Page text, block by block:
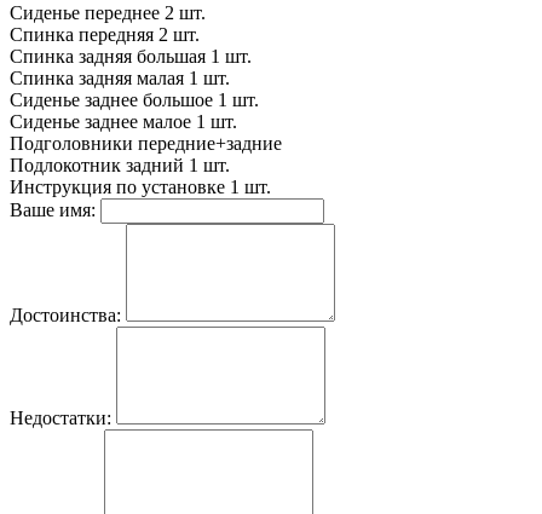
Сиденье переднее 2 шт.
Спинка передняя 2 шт.
Спинка задняя большая 1 шт.
Спинка задняя малая 1 шт.
Сиденье заднее большое 1 шт.
Сиденье заднее малое 1 шт.
Подголовники передние+задние
Подлокотник задний 1 шт.
Инструкция по установке 1 шт.
Ваше имя:
Достоинства:
Недостатки: